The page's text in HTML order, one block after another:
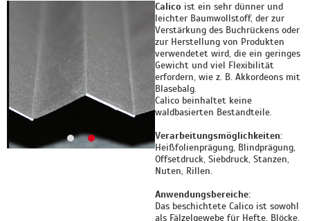
Calico ist ein sehr dünner und
leichter Baumwollstoff, der zur
Verstärkung des Buchrückens oder
zur Herstellung von Produkten
verwendetet wird, die ein geringes
Gewicht und viel Flexibilität
erfordern, wie z. B. Akkordeons mit
Blasebalg.
Calico beinhaltet keine
waldbasierten Bestandteile.
Verarbeitungsmöglichkeiten:
Heißfolienprägung, Blindprägung,
Offsetdruck, Siebdruck, Stanzen,
Nuten, Rillen.
Anwendungsbereiche:
Das beschichtete Calico ist sowohl
als Fälzelgewebe für Hefte, Blöcke,